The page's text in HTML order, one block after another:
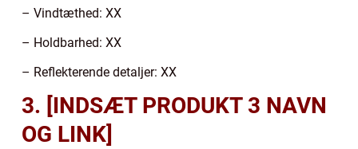
– Vindtæthed: XX
– Holdbarhed: XX
– Reflekterende detaljer: XX
3. [INDSÆT PRODUKT 3 NAVN
OG LINK]